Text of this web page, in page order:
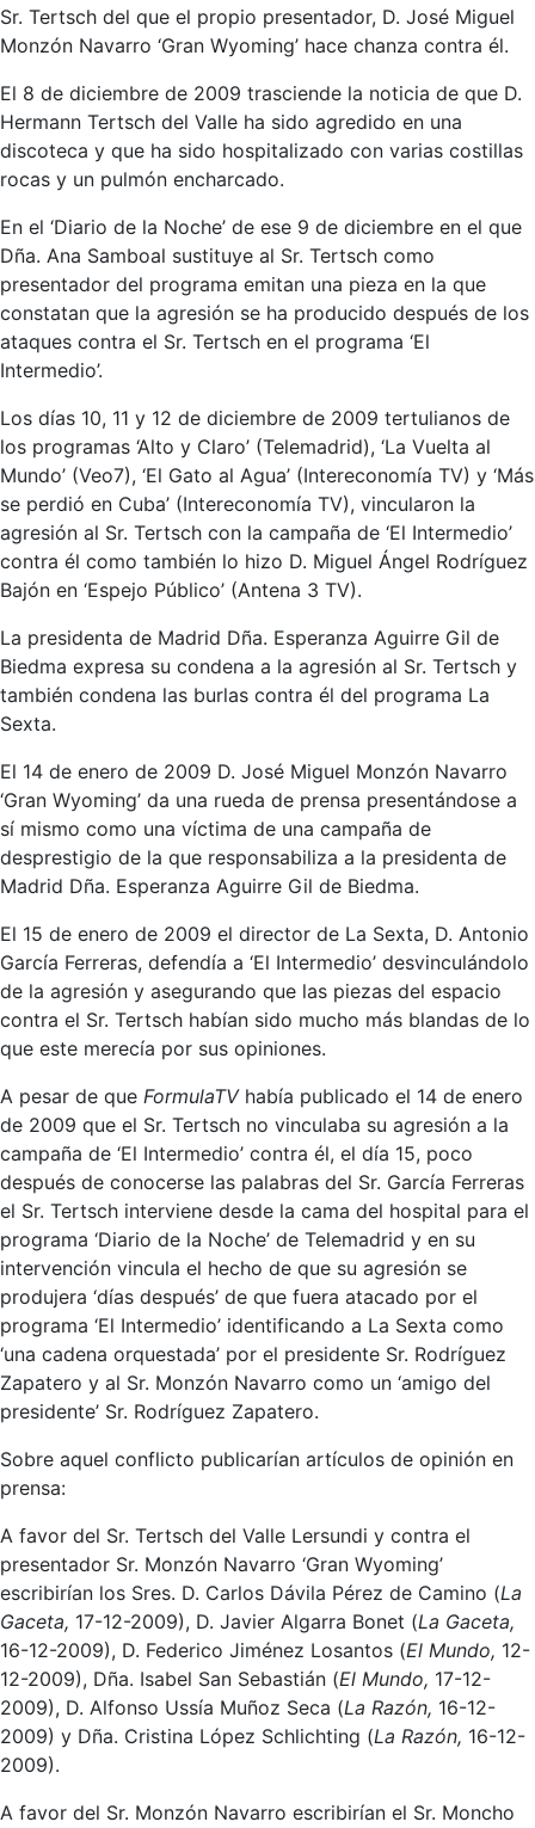
Sr. Tertsch del que el propio presentador, D. José Miguel
Monzón Navarro ‘Gran Wyoming’ hace chanza contra él.
El 8 de diciembre de 2009 trasciende la noticia de que D.
Hermann Tertsch del Valle ha sido agredido en una
discoteca y que ha sido hospitalizado con varias costillas
rocas y un pulmón encharcado.
En el ‘Diario de la Noche’ de ese 9 de diciembre en el que
Dña. Ana Samboal sustituye al Sr. Tertsch como
presentador del programa emitan una pieza en la que
constatan que la agresión se ha producido después de los
ataques contra el Sr. Tertsch en el programa ‘El
Intermedio’.
Los días 10, 11 y 12 de diciembre de 2009 tertulianos de
los programas ‘Alto y Claro’ (Telemadrid), ‘La Vuelta al
Mundo’ (Veo7), ‘El Gato al Agua’ (Intereconomía TV) y ‘Más
se perdió en Cuba’ (Intereconomía TV), vincularon la
agresión al Sr. Tertsch con la campaña de ‘El Intermedio’
contra él como también lo hizo D. Miguel Ángel Rodríguez
Bajón en ‘Espejo Público’ (Antena 3 TV).
La presidenta de Madrid Dña. Esperanza Aguirre Gil de
Biedma expresa su condena a la agresión al Sr. Tertsch y
también condena las burlas contra él del programa La
Sexta.
El 14 de enero de 2009 D. José Miguel Monzón Navarro
‘Gran Wyoming’ da una rueda de prensa presentándose a
sí mismo como una víctima de una campaña de
desprestigio de la que responsabiliza a la presidenta de
Madrid Dña. Esperanza Aguirre Gil de Biedma.
El 15 de enero de 2009 el director de La Sexta, D. Antonio
García Ferreras, defendía a ‘El Intermedio’ desvinculándolo
de la agresión y asegurando que las piezas del espacio
contra el Sr. Tertsch habían sido mucho más blandas de lo
que este merecía por sus opiniones.
A pesar de que FormulaTV había publicado el 14 de enero
de 2009 que el Sr. Tertsch no vinculaba su agresión a la
campaña de ‘El Intermedio’ contra él, el día 15, poco
después de conocerse las palabras del Sr. García Ferreras
el Sr. Tertsch interviene desde la cama del hospital para el
programa ‘Diario de la Noche’ de Telemadrid y en su
intervención vincula el hecho de que su agresión se
produjera ‘días después’ de que fuera atacado por el
programa ‘El Intermedio’ identificando a La Sexta como
‘una cadena orquestada’ por el presidente Sr. Rodríguez
Zapatero y al Sr. Monzón Navarro como un ‘amigo del
presidente’ Sr. Rodríguez Zapatero.
Sobre aquel conflicto publicarían artículos de opinión en
prensa:
A favor del Sr. Tertsch del Valle Lersundi y contra el
presentador Sr. Monzón Navarro ‘Gran Wyoming’
escribirían los Sres. D. Carlos Dávila Pérez de Camino (La
Gaceta, 17-12-2009), D. Javier Algarra Bonet (La Gaceta,
16-12-2009), D. Federico Jiménez Losantos (El Mundo, 12-
12-2009), Dña. Isabel San Sebastián (El Mundo, 17-12-
2009), D. Alfonso Ussía Muñoz Seca (La Razón, 16-12-
2009) y Dña. Cristina López Schlichting (La Razón, 16-12-
2009).
A favor del Sr. Monzón Navarro escribirían el Sr. Moncho